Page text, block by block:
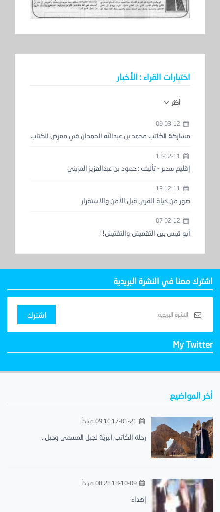
اختيارات القراء : الأخبار
أكثر
مشاركة الكاتب محمد بن عبدالله الحمدان في معرض الكتاب
إقليم سدير - تأليف : حمود بن عبدالعزيز المزيني
صور من حياة القرى قبل الأمن والاستقرار
أبو قيس بين التقميش والتفتيش!!
اشترك معنا في النشرة البريدية
اشترك
My Twitter
أخر المواضيع
17-01-21 09:10 صباحاً
رحلة الكاتب البريّة لجبل المسمى وجبل..
18-10-09 08:28 صباحاً
إهداء